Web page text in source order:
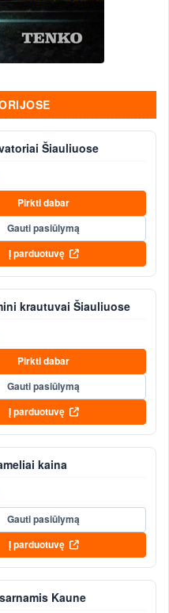
Šiauliuose
Pirkti dabar
Gauti pasiūlymą
Į parduotuvę
krautuvai Šiauliuose
Pirkti dabar
Gauti pasiūlymą
Į parduotuvę
kaina
Gauti pasiūlymą
Į parduotuvę
Kaune